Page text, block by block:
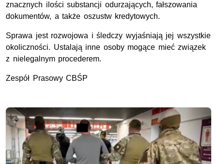
znacznych ilości substancji odurzających, fałszowania
dokumentów, a także oszustw kredytowych.
Sprawa jest rozwojowa i śledczy wyjaśniają jej wszystkie
okoliczności. Ustalają inne osoby mogące mieć związek
z nielegalnym procederem.
Zespół Prasowy CBŚP